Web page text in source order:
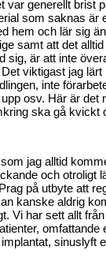
var generellt brist
som saknas är
hem och lär sig
samt att det
sig, är att inte
viktigast jag
inte
osv. Här är det
ska gå kvickt
jag alltid
och otroligt
på utbyte att
kanske aldrig
Vi har sett allt
omfattande
implantat, sinuslyft